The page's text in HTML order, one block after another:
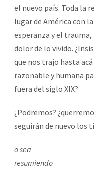
el nuevo país. Toda la
lugar de América con
esperanza y el
dolor de lo vivido.
que nos trajo hasta
razonable y humana
fuera del siglo XIX?
¿Podremos?
seguirán de nuevo los
o sea
resumiendo